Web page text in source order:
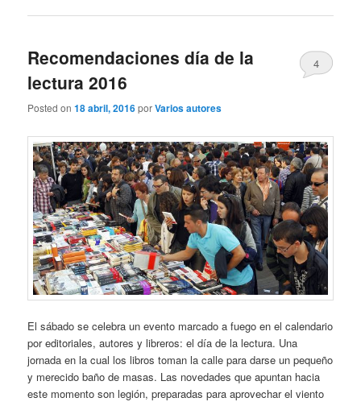
Recomendaciones día de la
lectura 2016
Posted on18 abril, 2016porVarios autores
4
El sábado se celebra un evento marcado a fuego en el calendario
por editoriales, autores y libreros: el día de la lectura. Una
jornada en la cual los libros toman la calle para darse un pequeño
y merecido baño de masas. Las novedades que apuntan hacia
este momento son legión, preparadas para aprovechar el viento